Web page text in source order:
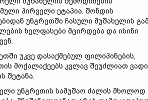
პირველი ეტაპია. შონდის
უნგრეთში ჩასული მუშახელის
ხელფასები მცირდება და ისინი
უკვე დასაქმებულ ფილიპინების,
მოქალაქეებს კვლავ შეუძლიათ
შეტანა.
უნგრეთის სამუშაო ძალის მხოლოდ